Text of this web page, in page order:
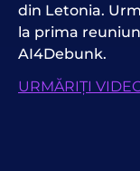
din Letonia.
la prima
AI4Debunk.
URMĂRIȚI